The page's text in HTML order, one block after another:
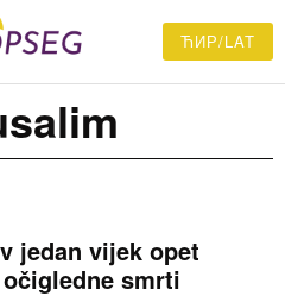
ЋИР/LAT
jedan vijek opet
smrti